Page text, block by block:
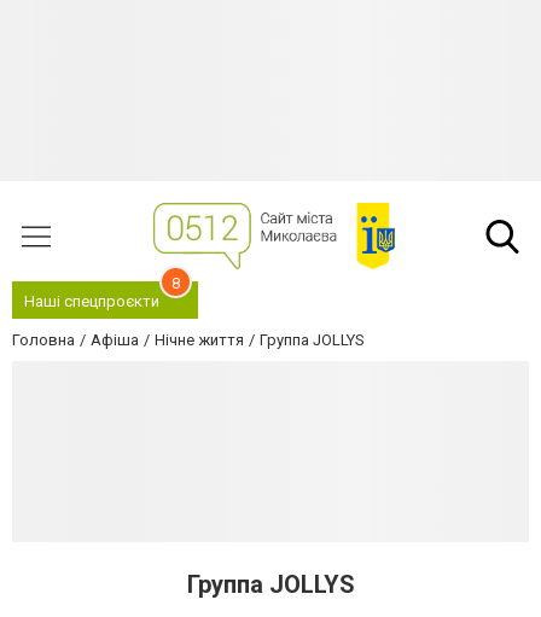
Наші спецпроєкти
8
Головна Афіша Нічне життя Группа JOLLYS
Группа JOLLYS